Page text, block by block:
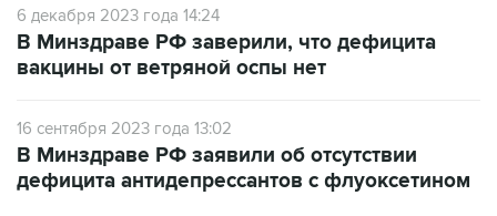
вакцины от ветряной оспы нет
16 сентября 2023 года 13:02
дефицита антидепрессантов с флуоксетином